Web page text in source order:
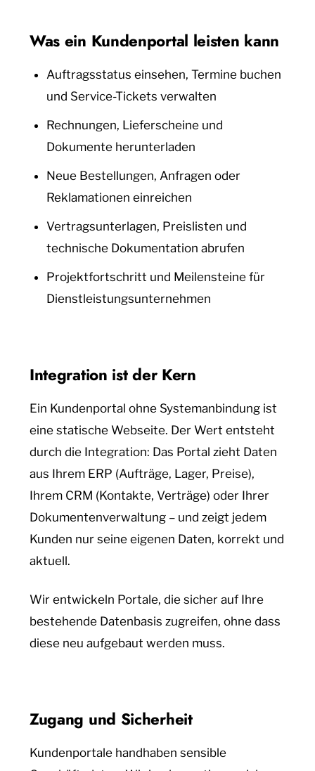
Was ein Kundenportal leisten kann
Auftragsstatus einsehen, Termine buchen
und Service-Tickets verwalten
Rechnungen, Lieferscheine und
Dokumente herunterladen
Neue Bestellungen, Anfragen oder
Reklamationen einreichen
Vertragsunterlagen, Preislisten und
technische Dokumentation abrufen
Projektfortschritt und Meilensteine für
Dienstleistungsunternehmen
Integration ist der Kern
Ein Kundenportal ohne Systemanbindung ist
eine statische Webseite. Der Wert entsteht
durch die Integration: Das Portal zieht Daten
aus Ihrem ERP (Aufträge, Lager, Preise),
Ihrem CRM (Kontakte, Verträge) oder Ihrer
Dokumentenverwaltung – und zeigt jedem
Kunden nur seine eigenen Daten, korrekt und
aktuell.
Wir entwickeln Portale, die sicher auf Ihre
bestehende Datenbasis zugreifen, ohne dass
diese neu aufgebaut werden muss.
Zugang und Sicherheit
Kundenportale handhaben sensible